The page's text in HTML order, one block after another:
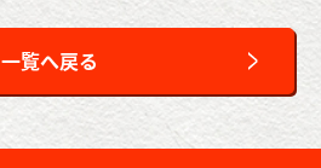
一覧へ戻る